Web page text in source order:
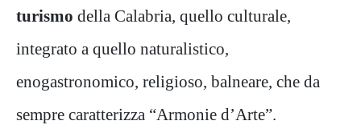
turismo della Calabria, quello culturale,
integrato a quello naturalistico,
enogastronomico, religioso, balneare, che da
sempre caratterizza “Armonie d’Arte”.